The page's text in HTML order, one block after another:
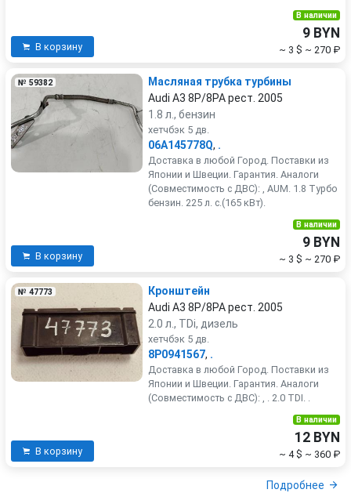
В корзину
В наличии
9 BYN
~ 3 $ ~ 270 ₽
№ 59382
Масляная трубка турбины
Audi A3 8P/8PA рест. 2005
1.8 л., бензин
хетчбэк 5 дв.
06A145778Q, .
Доставка в любой Город. Поставки из
Японии и Швеции. Гарантия. Аналоги
(Совместимость с ДВС): , AUM. 1.8 Турбо
бензин. 225 л. с.(165 кВт).
В корзину
В наличии
9 BYN
~ 3 $ ~ 270 ₽
№ 47773
Кронштейн
Audi A3 8P/8PA рест. 2005
2.0 л., TDi, дизель
хетчбэк 5 дв.
8P0941567, .
Доставка в любой Город. Поставки из
Японии и Швеции. Гарантия. Аналоги
(Совместимость с ДВС): , . 2.0 TDI. .
В корзину
В наличии
12 BYN
~ 4 $ ~ 360 ₽
Подробнее